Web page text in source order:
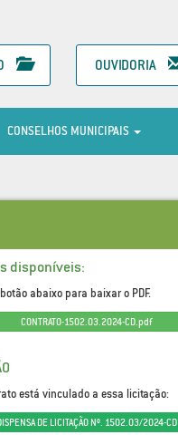
OUVIDORIA
CONSELHOS MUNICIPAIS
disponíveis:
abaixo para baixar o PDF.
CONTRATO-1502.03.2024-CD.pdf
está vinculado a essa licitação:
DE LICITAÇÃO Nº. 1502.03/2024-CD